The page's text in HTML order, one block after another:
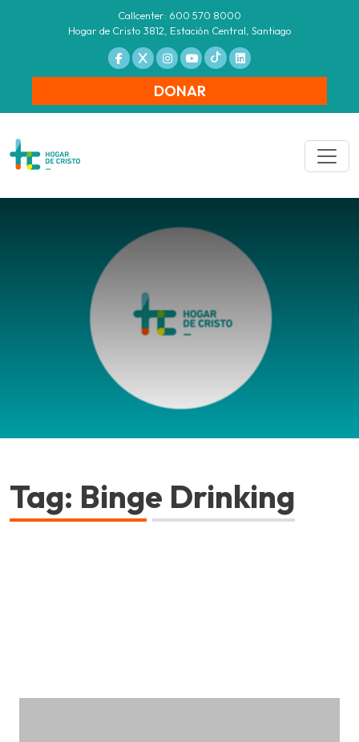
Callcenter: 600 570 8000
Hogar de Cristo 3812, Estación Central, Santiago
DONAR
Tag: Binge Drinking